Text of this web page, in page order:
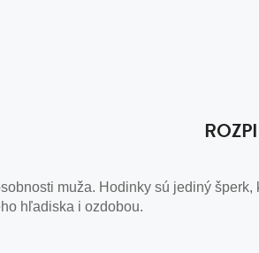
muža. Hodinky sú jediný
hľadiska i ozdobou.